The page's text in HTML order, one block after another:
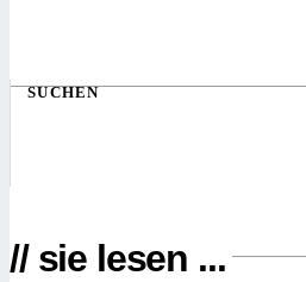
SUCHEN
// sie lesen ...